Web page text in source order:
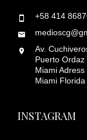
+58 414
Av.
Puerto Ordaz
Miami
Miami
INSTAGRAM